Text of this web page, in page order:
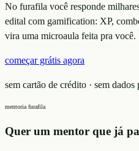
No furafila você responde
edital com gamification: XP,
vira uma microaula feita pra você.
começar grátis agora
sem cartão de crédito · sem dados
mentoria furafila
Quer um mentor que já